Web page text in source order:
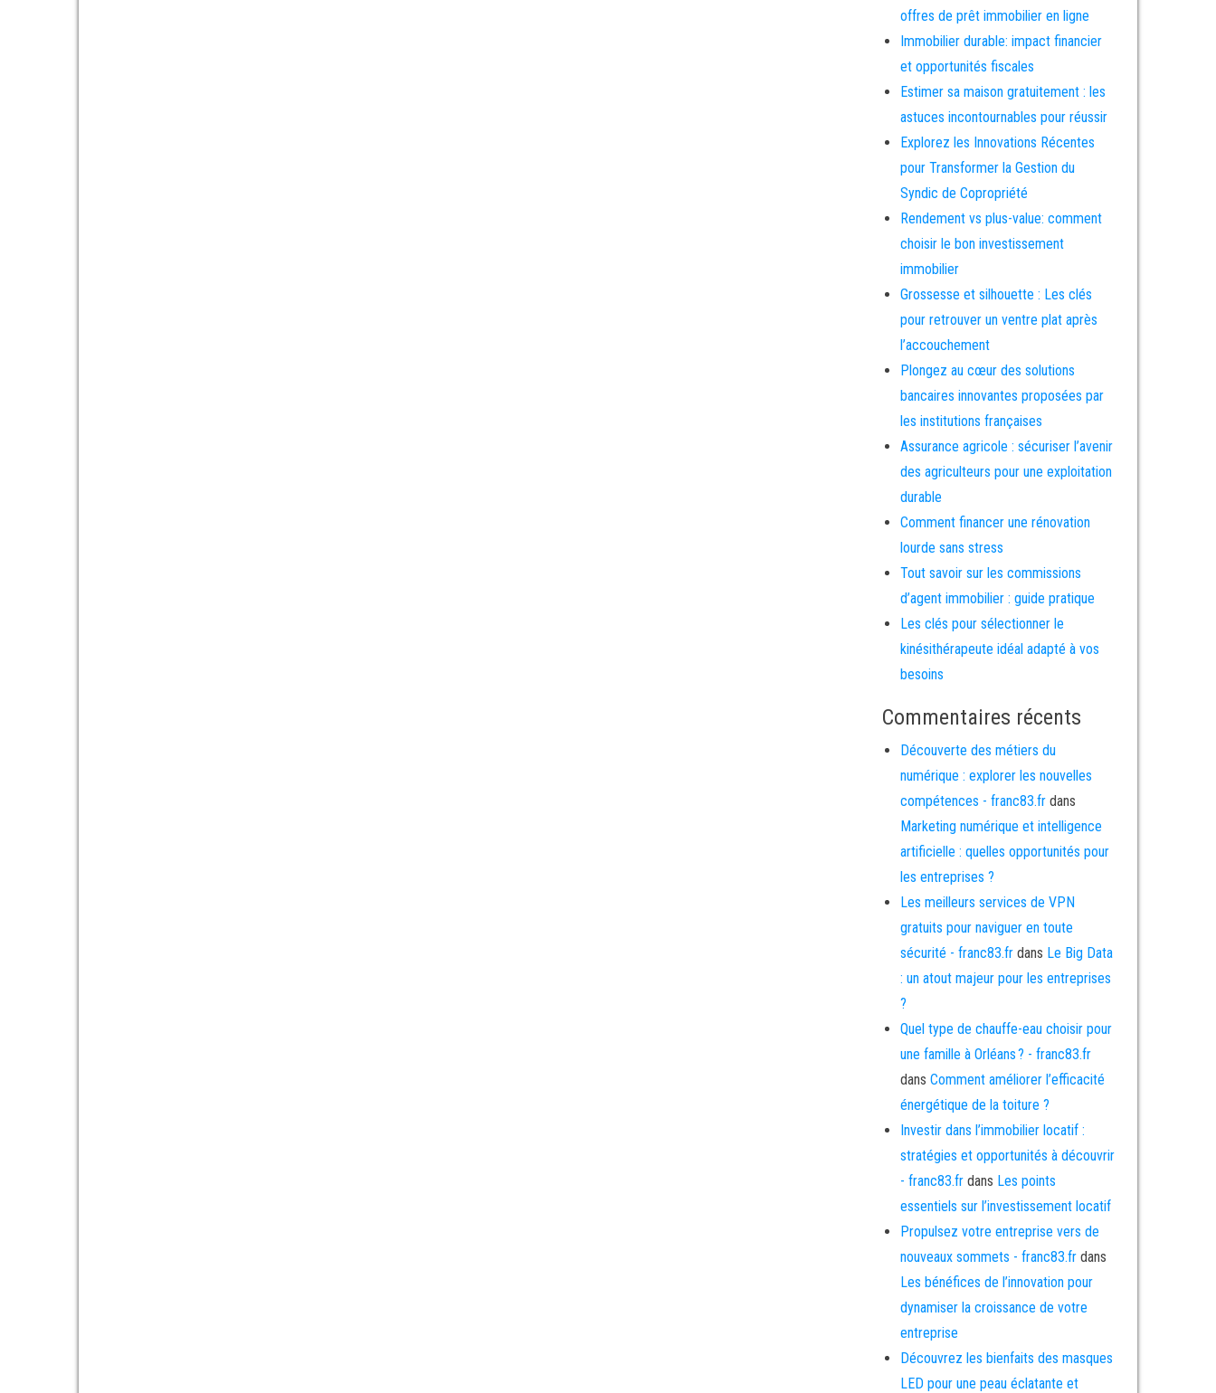
offres de prêt immobilier en ligne
Immobilier durable: impact financier
et opportunités fiscales
Estimer sa maison gratuitement : les
astuces incontournables pour réussir
Explorez les Innovations Récentes
pour Transformer la Gestion du
Syndic de Copropriété
Rendement vs plus-value: comment
choisir le bon investissement
immobilier
Grossesse et silhouette : Les clés
pour retrouver un ventre plat après
l’accouchement
Plongez au cœur des solutions
bancaires innovantes proposées par
les institutions françaises
Assurance agricole : sécuriser l’avenir
des agriculteurs pour une exploitation
durable
Comment financer une rénovation
lourde sans stress
Tout savoir sur les commissions
d’agent immobilier : guide pratique
Les clés pour sélectionner le
kinésithérapeute idéal adapté à vos
besoins
Commentaires récents
Découverte des métiers du
numérique : explorer les nouvelles
compétences - franc83.frdans
Marketing numérique et intelligence
artificielle : quelles opportunités pour
les entreprises ?
Les meilleurs services de VPN
gratuits pour naviguer en toute
sécurité - franc83.frdans Le Big Data
: un atout majeur pour les entreprises
?
Quel type de chauffe-eau choisir pour
une famille à Orléans ? - franc83.fr
dans Comment améliorer l’efficacité
énergétique de la toiture ?
Investir dans l’immobilier locatif :
stratégies et opportunités à découvrir
- franc83.frdans Les points
essentiels sur l’investissement locatif
Propulsez votre entreprise vers de
nouveaux sommets - franc83.frdans
Les bénéfices de l’innovation pour
dynamiser la croissance de votre
entreprise
Découvrez les bienfaits des masques
LED pour une peau éclatante et